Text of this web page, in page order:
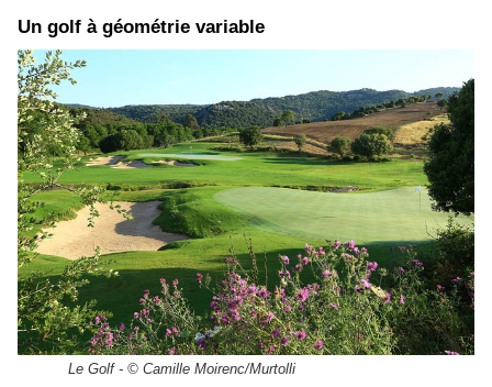
Un golf à géométrie variable
Le Golf - © Camille Moirenc/Murtolli